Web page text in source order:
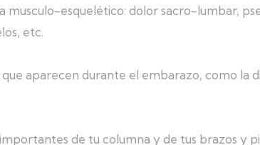
musculo-esquelético: dolor sacro-lumbar,
etc.
aparecen durante el embarazo, como la
de tu columna y de tus brazos y